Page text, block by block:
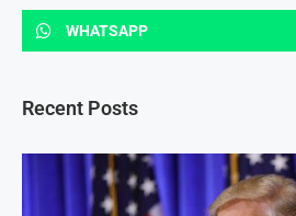
WHATSAPP
Recent Posts